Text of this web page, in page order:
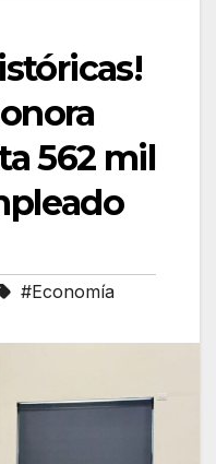
562 mil
#Economía